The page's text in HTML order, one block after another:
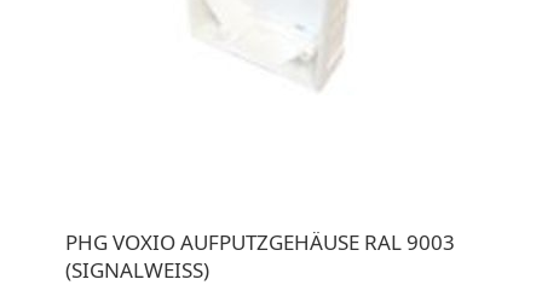
PHG VOXIO AUFPUTZGEHÄUSE RAL 9003
(SIGNALWEISS)